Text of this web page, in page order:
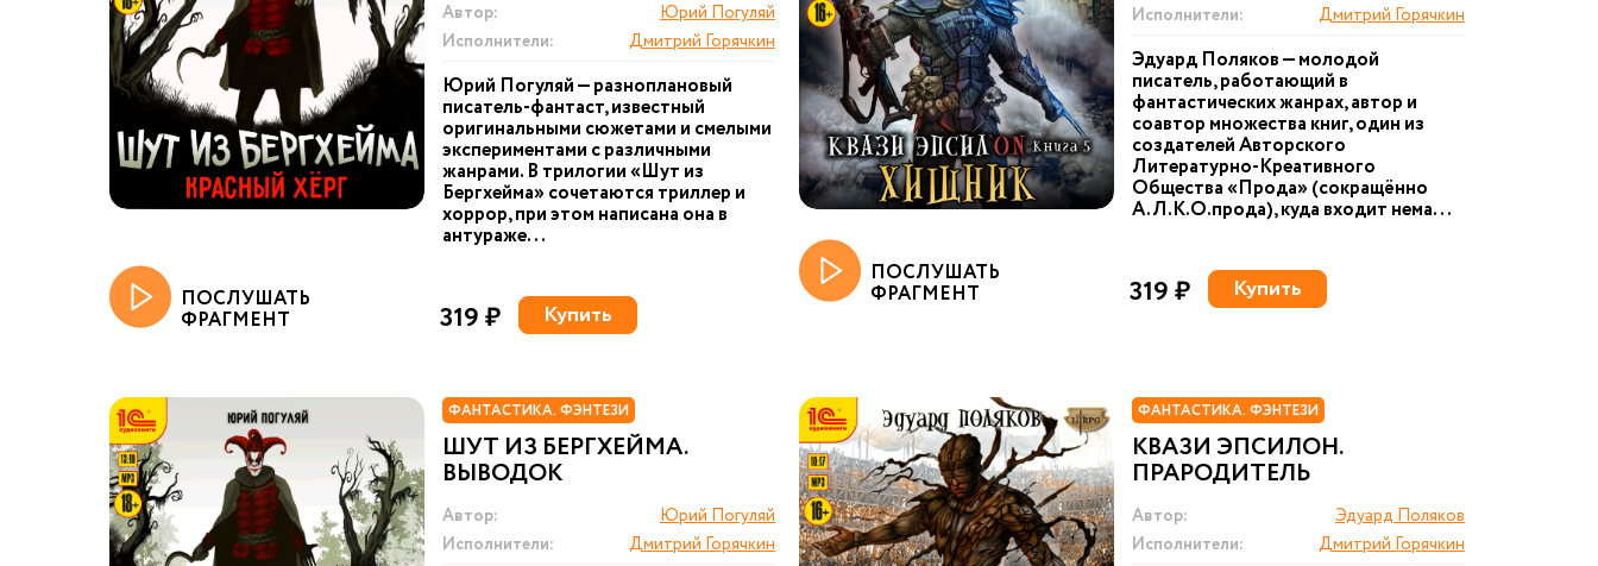
Автор:
Юрий Погуляй
Исполнители:
Дмитрий Горячкин
Юрий Погуляй — разноплановый
писатель-фантаст, известный
оригинальными сюжетами и смелыми
экспериментами с различными
жанрами. В трилогии «Шут из
Бергхейма» сочетаются триллер и
хоррор, при этом написана она в
антураже...
ПОСЛУШАТЬ
ФРАГМЕНТ 319 ₽ Купить
Исполнители:
Дмитрий Горячкин
Эдуард Поляков — молодой
писатель, работающий в
фантастических жанрах, автор и
соавтор множества книг, один из
создателей Авторского
Литературно-Креативного
Общества «Прода» (сокращённо
А.Л.К.О.прода), куда входит нема...
ПОСЛУШАТЬ
ФРАГМЕНТ 319 ₽ Купить
ФАНТАСТИКА. ФЭНТЕЗИ
ШУТ ИЗ БЕРГХЕЙМА.
ВЫВОДОК
Автор:
Юрий Погуляй
Исполнители:
Дмитрий Горячкин
ФАНТАСТИКА. ФЭНТЕЗИ
КВАЗИ ЭПСИЛОН.
ПРАРОДИТЕЛЬ
Автор:
Эдуард Поляков
Исполнители:
Дмитрий Горячкин